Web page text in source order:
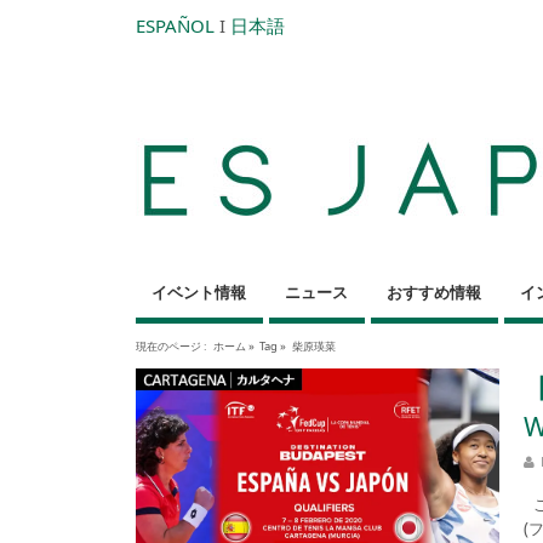
ESPAÑOL I 日本語
イベント情報 ニュース おすすめ情報 イ
現在のページ : ホーム » Tag » 柴原瑛菜
(